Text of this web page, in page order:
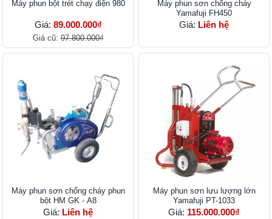
Máy phun bột trét chạy điện 980
Giá: 89.000.000₫
Giá cũ:97.800.000₫
Máy phun sơn chống cháy
Yamafuji FH450
Giá: Liên hệ
Máy phun sơn chống cháy phun
bột HM GK - A8
Giá: Liên hệ
Máy phun sơn lưu lượng lớn
Yamafuji PT-1033
Giá: 115.000.000₫